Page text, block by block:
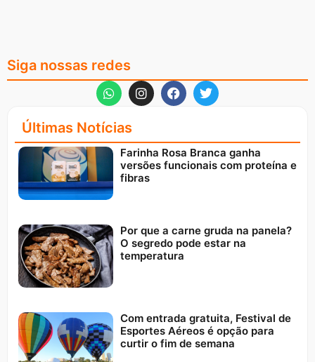
Siga nossas redes
Últimas Notícias
Farinha Rosa Branca ganha
versões funcionais com proteína e
fibras
Por que a carne gruda na panela?
O segredo pode estar na
temperatura
Com entrada gratuita, Festival de
Esportes Aéreos é opção para
curtir o fim de semana